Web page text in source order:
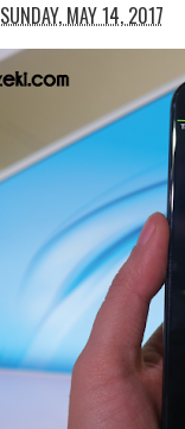
SUNDAY, MAY 14, 2017